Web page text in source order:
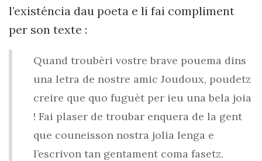
l’existéncia dau poeta e li fai compliment
per son texte :
Quand troubèri vostre brave pouema dins
una letra de nostre amic Joudoux, poudetz
creire que quo fuguèt per ieu una bela joia
! Fai plaser de troubar enquera de la gent
que couneisson nostra jolia lenga e
l’escrivon tan gentament coma fasetz.